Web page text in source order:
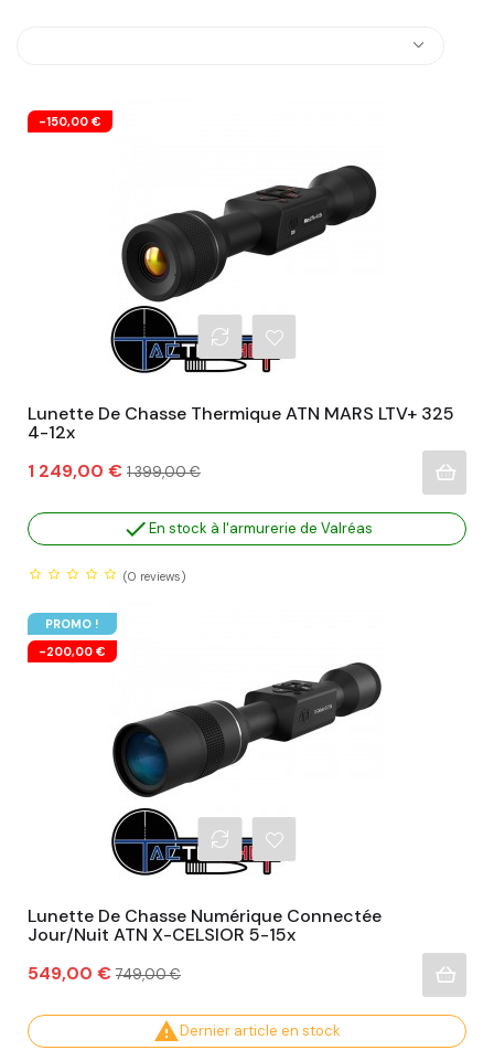
-150,00 €
Lunette De Chasse Thermique ATN MARS LTV+ 325
4-12x
Prix
1 249,00 € Prix
1 399,00 €
En stock à l'armurerie de Valréas
(0 reviews)
PROMO !
-200,00 €
Lunette De Chasse Numérique Connectée
Jour/nuit ATN X-CELSIOR 5-15x
Prix
549,00 € Prix
habituel
749,00 €
Dernier article en stock